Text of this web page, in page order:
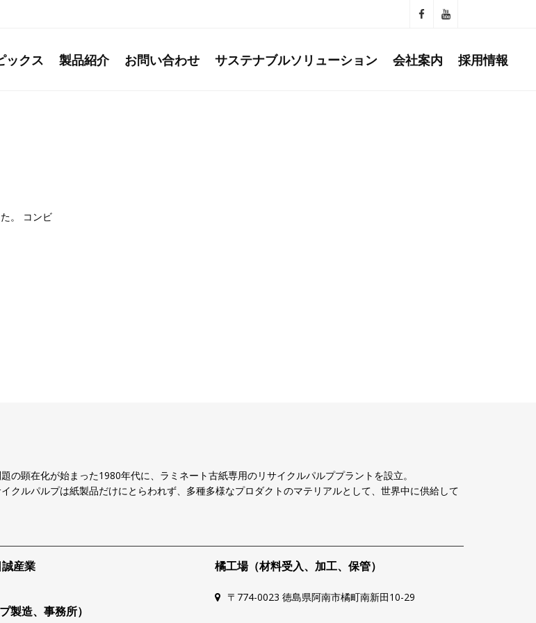
ックス 製品紹介 お問い合わせ サステナブルソリューション 会社案内 採用情報
。 コンビ
の顕在化が始まった1980年代に、ラミネート古紙専用のリサイクルパルププラントを設立。
クルパルプは紙製品だけにとらわれず、多種多様なプロダクトのマテリアルとして、世界中に供給して
産業
製造、事務所）
橘工場（材料受入、加工、保管）
〒774-0023 徳島県阿南市橘町南新田10-29